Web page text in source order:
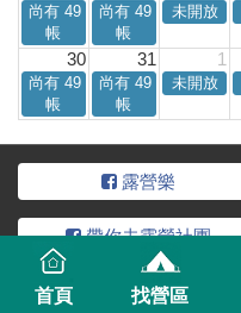
尚有 49
帳
尚有 49
帳
未開放
尚有 49
帳
尚有 49
帳
未開放
30 31 1
露營樂
帶你去露營社團
服務條款 隱私說明
首頁 找營區